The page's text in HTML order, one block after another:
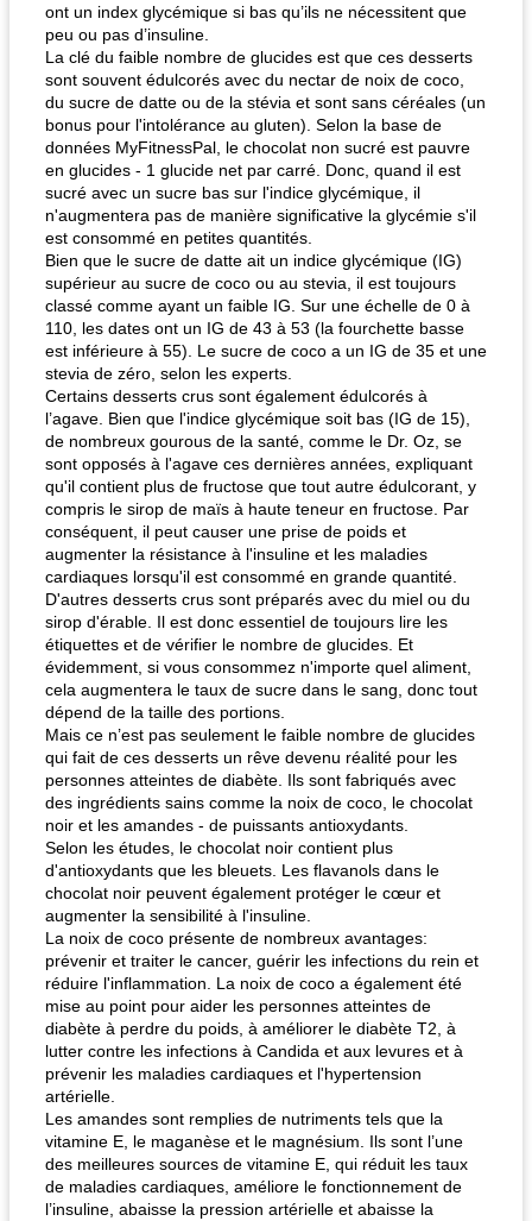
ont un index glycémique si bas qu’ils ne nécessitent que
peu ou pas d’insuline.
La clé du faible nombre de glucides est que ces desserts
sont souvent édulcorés avec du nectar de noix de coco,
du sucre de datte ou de la stévia et sont sans céréales (un
bonus pour l'intolérance au gluten). Selon la base de
données MyFitnessPal, le chocolat non sucré est pauvre
en glucides - 1 glucide net par carré. Donc, quand il est
sucré avec un sucre bas sur l'indice glycémique, il
n'augmentera pas de manière significative la glycémie s'il
est consommé en petites quantités.
Bien que le sucre de datte ait un indice glycémique (IG)
supérieur au sucre de coco ou au stevia, il est toujours
classé comme ayant un faible IG. Sur une échelle de 0 à
110, les dates ont un IG de 43 à 53 (la fourchette basse
est inférieure à 55). Le sucre de coco a un IG de 35 et une
stevia de zéro, selon les experts.
Certains desserts crus sont également édulcorés à
l’agave. Bien que l'indice glycémique soit bas (IG de 15),
de nombreux gourous de la santé, comme le Dr. Oz, se
sont opposés à l'agave ces dernières années, expliquant
qu'il contient plus de fructose que tout autre édulcorant, y
compris le sirop de maïs à haute teneur en fructose. Par
conséquent, il peut causer une prise de poids et
augmenter la résistance à l'insuline et les maladies
cardiaques lorsqu'il est consommé en grande quantité.
D'autres desserts crus sont préparés avec du miel ou du
sirop d'érable. Il est donc essentiel de toujours lire les
étiquettes et de vérifier le nombre de glucides. Et
évidemment, si vous consommez n'importe quel aliment,
cela augmentera le taux de sucre dans le sang, donc tout
dépend de la taille des portions.
Mais ce n’est pas seulement le faible nombre de glucides
qui fait de ces desserts un rêve devenu réalité pour les
personnes atteintes de diabète. Ils sont fabriqués avec
des ingrédients sains comme la noix de coco, le chocolat
noir et les amandes - de puissants antioxydants.
Selon les études, le chocolat noir contient plus
d'antioxydants que les bleuets. Les flavanols dans le
chocolat noir peuvent également protéger le cœur et
augmenter la sensibilité à l'insuline.
La noix de coco présente de nombreux avantages:
prévenir et traiter le cancer, guérir les infections du rein et
réduire l'inflammation. La noix de coco a également été
mise au point pour aider les personnes atteintes de
diabète à perdre du poids, à améliorer le diabète T2, à
lutter contre les infections à Candida et aux levures et à
prévenir les maladies cardiaques et l'hypertension
artérielle.
Les amandes sont remplies de nutriments tels que la
vitamine E, le maganèse et le magnésium. Ils sont l’une
des meilleures sources de vitamine E, qui réduit les taux
de maladies cardiaques, améliore le fonctionnement de
l’insuline, abaisse la pression artérielle et abaisse la